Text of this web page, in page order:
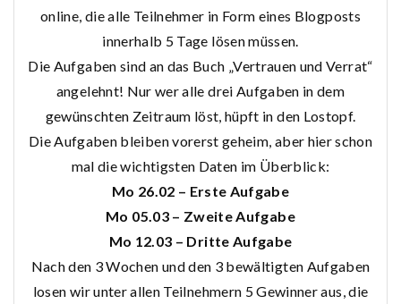
online, die alle Teilnehmer in Form eines Blogposts
innerhalb 5 Tage lösen müssen.
Die Aufgaben sind an das Buch „Vertrauen und Verrat“
angelehnt! Nur wer alle drei Aufgaben in dem
gewünschten Zeitraum löst, hüpft in den Lostopf.
Die Aufgaben bleiben vorerst geheim, aber hier schon
mal die wichtigsten Daten im Überblick:
Mo 26.02 – Erste Aufgabe
Mo 05.03 – Zweite Aufgabe
Mo 12.03 – Dritte Aufgabe
Nach den 3 Wochen und den 3 bewältigten Aufgaben
losen wir unter allen Teilnehmern 5 Gewinner aus, die